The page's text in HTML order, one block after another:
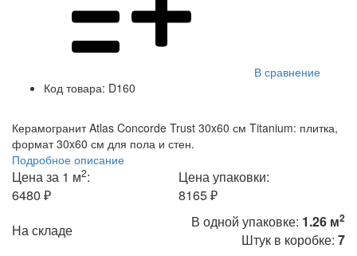
В сравнение
Код товара: D160
Керамогранит Atlas Concorde Trust 30x60 см Titanium: плитка,
формат 30x60 см для пола и стен.
Подробное описание
Цена за 1 м2:
6480 ₽
Цена упаковки:
8165 ₽
На складе
В одной упаковке: 1.26 м2
Штук в коробке: 7